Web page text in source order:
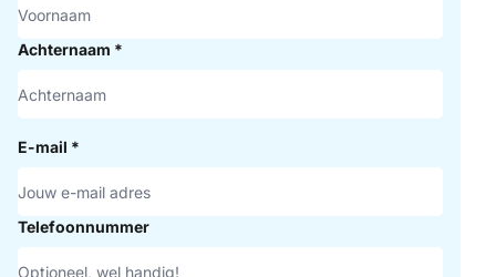
Achternaam *
E-mail *
Telefoonnummer